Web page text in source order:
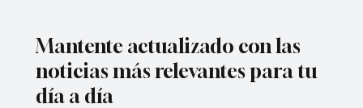
Mantente actualizado con las
noticias más relevantes para tu
día a día